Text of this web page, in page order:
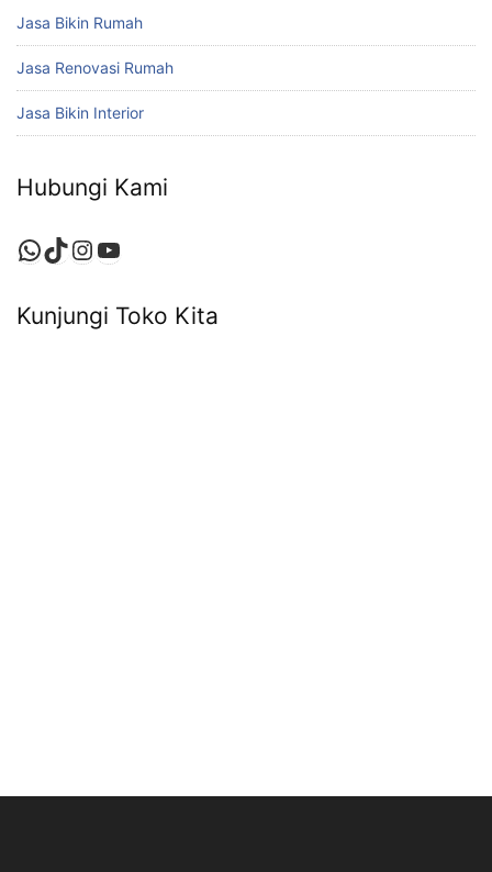
Jasa Bikin Rumah
Jasa Renovasi Rumah
Jasa Bikin Interior
Hubungi Kami
Kunjungi Toko Kita